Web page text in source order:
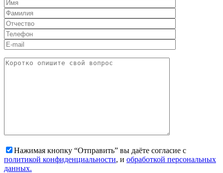
Нажимая кнопку “Отправить” вы даёте согласие с
политикой конфиденциальности, и обработкой персональных
данных.